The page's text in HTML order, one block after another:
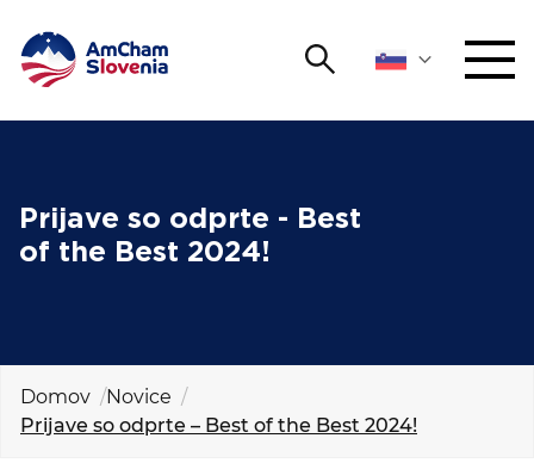
Išči
ZAGOVORNIŠTVO
ČLANSTVO
Prijave so odprte - Best
of the Best 2024!
Domov
Novice
Prijave so odprte – Best of the Best 2024!